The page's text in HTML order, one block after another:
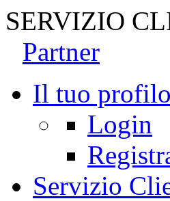
SERVIZIO
Partner
Il tuo profilo
Login
Servizio